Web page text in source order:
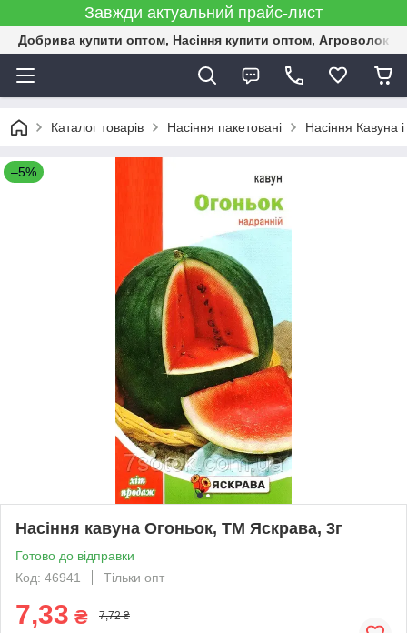
Завжди актуальний прайс-лист
Добрива купити оптом, Насіння купити оптом,
Каталог товарів Насіння пакетовані Насіння Кавуна
–5%
Насіння кавуна Огоньок, ТМ Яскрава, 3г
Готово до відправки
Код: 46941
Тільки опт
7,33 ₴ 7,72 ₴